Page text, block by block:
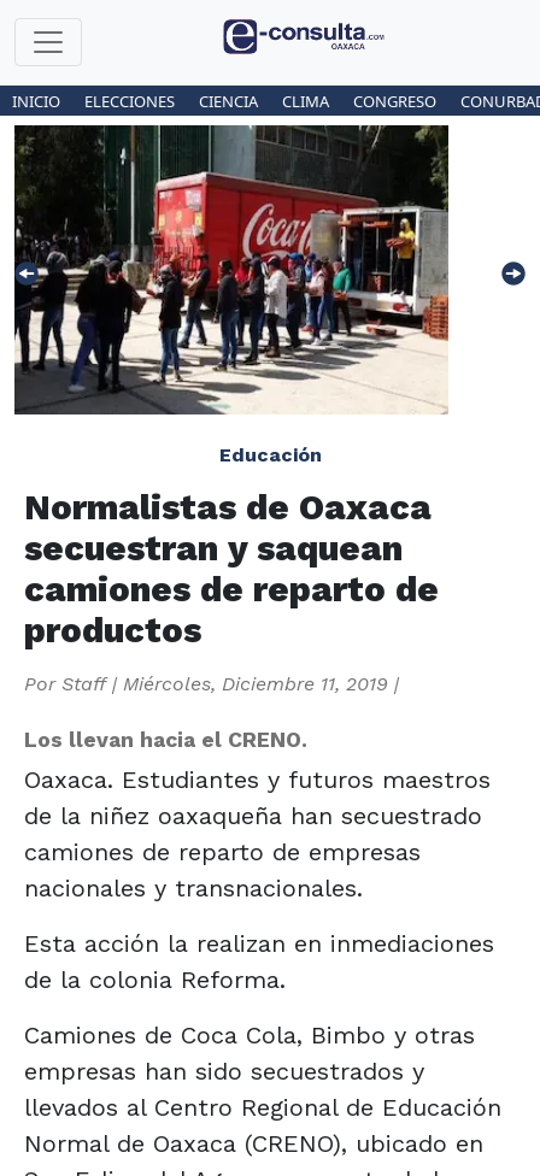
INICIO ELECCIONES CIENCIA CLIMA CONGRESO
Educación
Normalistas de Oaxaca
secuestran y saquean
camiones de reparto de
productos
Por Staff| Miércoles, Diciembre 11, 2019 |
Los llevan hacia el CRENO.
Oaxaca. Estudiantes y futuros maestros
de la niñez oaxaqueña han secuestrado
camiones de reparto de empresas
nacionales y transnacionales.
Esta acción la realizan en inmediaciones
de la colonia Reforma.
Camiones de Coca Cola, Bimbo y otras
empresas han sido secuestrados y
llevados al Centro Regional de Educación
Normal de Oaxaca (CRENO), ubicado en